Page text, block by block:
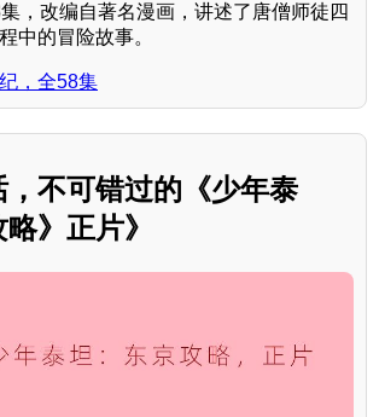
，改编自著名漫画，讲述了唐僧师徒四
中的冒险故事。
，全58集
，不可错过的《少年泰
》正片》